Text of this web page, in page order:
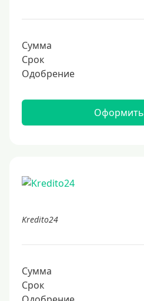
Сумма
Срок
Одобрение
Оформить
Kredito24
Сумма
Срок